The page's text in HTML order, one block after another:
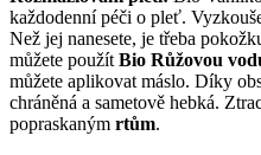
každodenní péči o pleť.
Než jej nanesete, je třeba
můžete použít Bio Růžovou
můžete aplikovat máslo. Díky
chráněná a sametově hebká.
popraskaným rtům.